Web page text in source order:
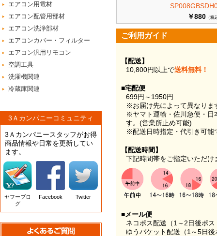
エアコン用電材
エアコン配管用部材
エアコン洗浄部材
エアコンカバー・フィルター
エアコン汎用リモコン
空調工具
洗濯機関連
冷蔵庫関連
3Ａカンパニーコミュニティ
3Ａカンパニースタッフがお得
商品情報や日常を更新してい
ます。
ヤフーブロ
グ
Facebook Twitter
￥880 （税
ご利用ガイド
【配送】
10,800円以上で送料無料！
■宅配便
699円～1950円
※お届け先によって異なりま
※ヤマト運輸・佐川急便・日
す。(営業所止め可能)
※配送日時指定・代引き可能
【配送時間】
下記時間帯をご指定いただけ
■メール便
ネコポス配送（1～2日後ポ
ゆうパケット配送（1～5日